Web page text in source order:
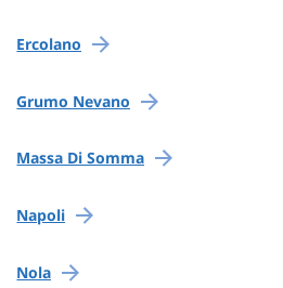
Ercolano
Grumo Nevano
Massa Di Somma
Napoli
Nola